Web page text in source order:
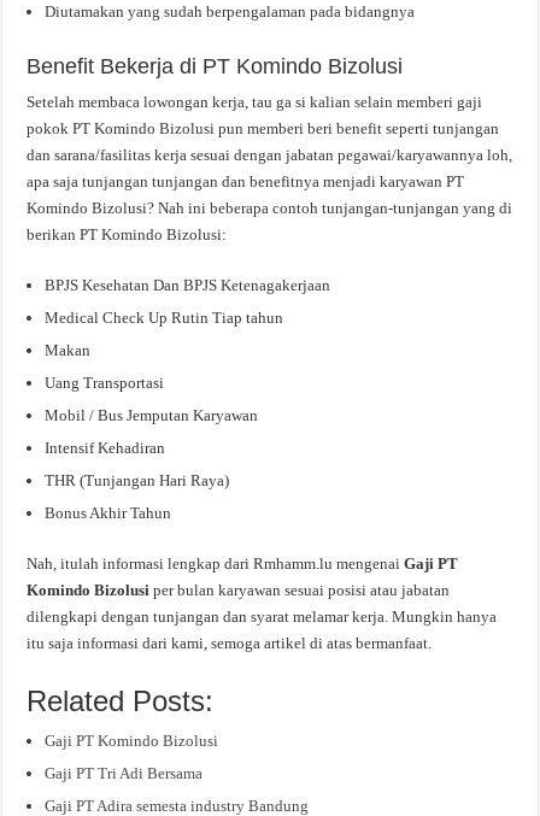
Diutamakan yang sudah berpengalaman pada bidangnya
Benefit Bekerja di PT Komindo Bizolusi
Setelah membaca lowongan kerja, tau ga si kalian selain memberi gaji
pokok PT Komindo Bizolusi pun memberi beri benefit seperti tunjangan
dan sarana/fasilitas kerja sesuai dengan jabatan pegawai/karyawannya loh,
apa saja tunjangan tunjangan dan benefitnya menjadi karyawan PT
Komindo Bizolusi? Nah ini beberapa contoh tunjangan-tunjangan yang di
berikan PT Komindo Bizolusi:
BPJS Kesehatan Dan BPJS Ketenagakerjaan
Medical Check Up Rutin Tiap tahun
Makan
Uang Transportasi
Mobil / Bus Jemputan Karyawan
Intensif Kehadiran
THR (Tunjangan Hari Raya)
Bonus Akhir Tahun
Nah, itulah informasi lengkap dari Rmhamm.lu mengenaiGaji PT
Komindo Bizolusiper bulan karyawan sesuai posisi atau jabatan
dilengkapi dengan tunjangan dan syarat melamar kerja. Mungkin hanya
itu saja informasi dari kami, semoga artikel di atas bermanfaat.
Related Posts:
Gaji PT Komindo Bizolusi
Gaji PT Tri Adi Bersama
Gaji PT Adira semesta industry Bandung